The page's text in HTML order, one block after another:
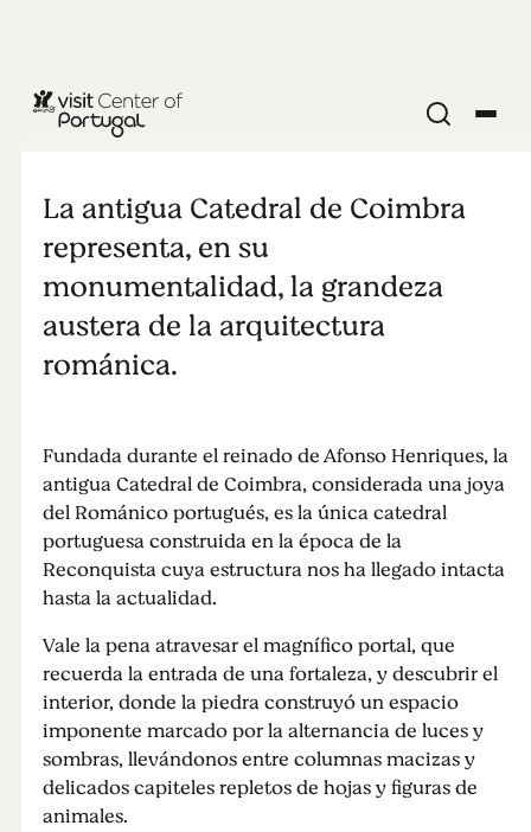
IGLESIAS Y MONASTERIOS
Catedral Vieja
de Coimbra -
Sé Velha de
Coimbra
La antigua Catedral de Coimbra
representa, en su
monumentalidad, la grandeza
austera de la arquitectura
románica.
Fundada durante el reinado de Afonso Henriques, la
antigua Catedral de Coimbra, considerada una joya
del Románico portugués, es la única catedral
portuguesa construida en la época de la
Reconquista cuya estructura nos ha llegado intacta
hasta la actualidad.
Vale la pena atravesar el magnífico portal, que
recuerda la entrada de una fortaleza, y descubrir el
interior, donde la piedra construyó un espacio
imponente marcado por la alternancia de luces y
sombras, llevándonos entre columnas macizas y
delicados capiteles repletos de hojas y figuras de
animales.